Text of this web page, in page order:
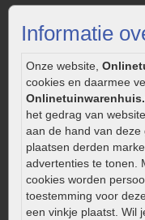
Informatie
Onze website,
cookies en daarmee
het gedrag van
aan de hand van
plaatsen derden
advertenties te tonen.
cookies worden
toestemming voor
een vinkje plaatst. Wil
Welke tuinstijl past bij
Strakke tuin inrichten
Onderhoud van
Aanlegtips voor
Zelf een terras
Kleine stadstuin
0320 – 219170
Kaapstanderweg 41
8243 RB Lelystad